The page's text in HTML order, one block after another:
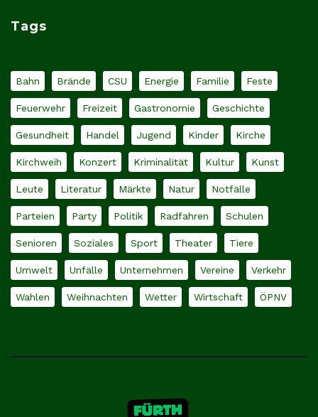
Tags
Bahn Brände CSU Energie Familie Feste
Feuerwehr Freizeit Gastronomie Geschichte
Gesundheit Handel Jugend Kinder Kirche
Kirchweih Konzert Kriminalität Kultur Kunst
Leute Literatur Märkte Natur Notfälle
Parteien Party Politik Radfahren Schulen
Senioren Soziales Sport Theater Tiere
Umwelt Unfälle Unternehmen Vereine Verkehr
Wahlen Weihnachten Wetter Wirtschaft ÖPNV